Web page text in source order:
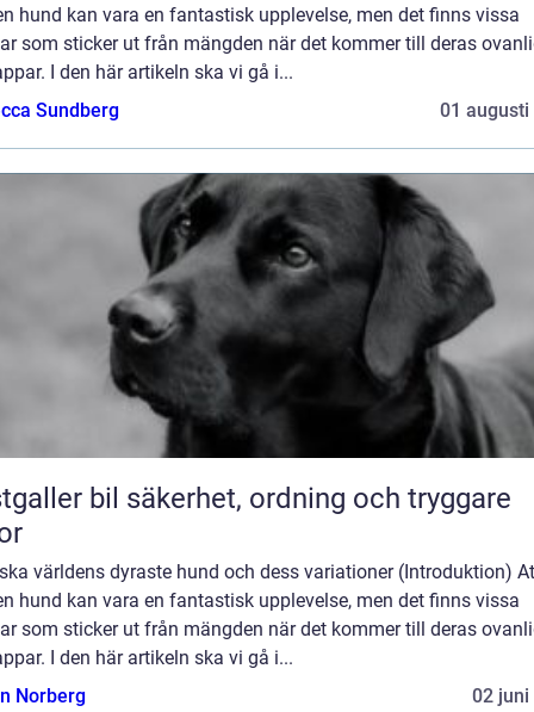
hund kan vara en fantastisk upplevelse, men det finns vissa
som sticker ut från mängden när det kommer till deras
I den här artikeln ska vi gå i...
Sundberg
01 augusti
ordning och tryggare
världens dyraste hund och dess variationer (Introduktion)
hund kan vara en fantastisk upplevelse, men det finns vissa
som sticker ut från mängden när det kommer till deras
I den här artikeln ska vi gå i...
Norberg
02 juni